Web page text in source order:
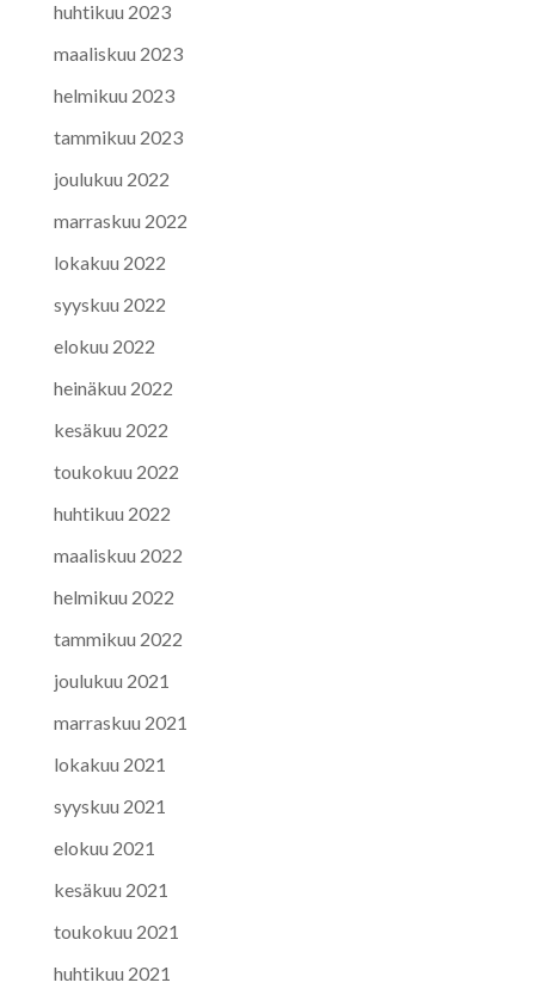
huhtikuu 2023
maaliskuu 2023
helmikuu 2023
tammikuu 2023
joulukuu 2022
marraskuu 2022
lokakuu 2022
syyskuu 2022
elokuu 2022
heinäkuu 2022
kesäkuu 2022
toukokuu 2022
huhtikuu 2022
maaliskuu 2022
helmikuu 2022
tammikuu 2022
joulukuu 2021
marraskuu 2021
lokakuu 2021
syyskuu 2021
elokuu 2021
kesäkuu 2021
toukokuu 2021
huhtikuu 2021